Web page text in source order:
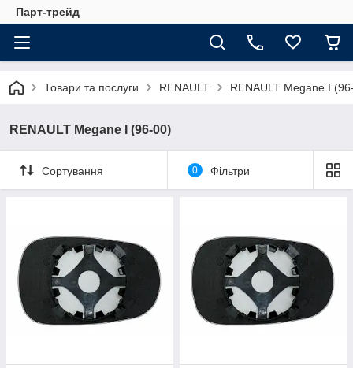
Парт-трейд
Товари та послуги RENAULT RENAULT Megane I
RENAULT Megane I (96-00)
Сортування 0 Фільтри